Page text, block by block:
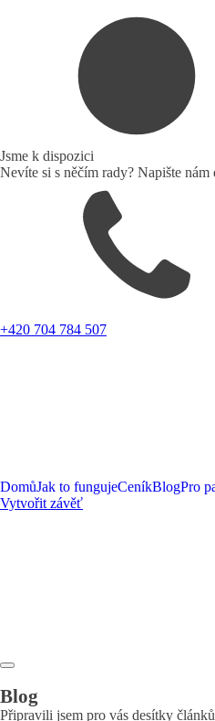
Jsme k dispozici
Nevíte si s něčím rady? Napište
+420 704 784 507
DomůJak to fungujeCeníkBlogPro
Vytvořit závěť
Blog
Připravili jsem pro vás desítky